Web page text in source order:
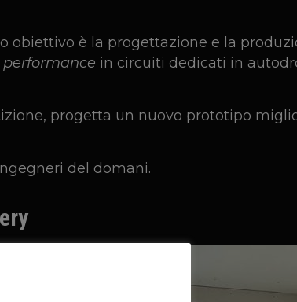
è la progettazione e la
performance in circuiti dedicati in
progetta un nuovo prototipo
del domani.